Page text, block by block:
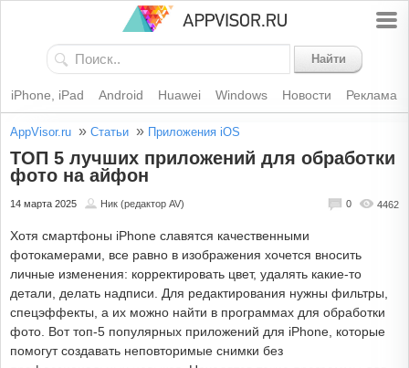
Найти
iPhone, iPad Android Huawei Windows Новости Реклама
AppVisor.ru » Статьи » Приложения iOS
ТОП 5 лучших приложений для обработки
фото на айфон
14 марта 2025 Ник (редактор AV) 4462
0
Хотя смартфоны iPhone славятся качественными
фотокамерами, все равно в изображения хочется вносить
личные изменения: корректировать цвет, удалять какие-то
детали, делать надписи. Для редактирования нужны фильтры,
спецэффекты, а их можно найти в программах для обработки
фото. Вот топ-5 популярных приложений для iPhone, которые
помогут создавать неповторимые снимки без